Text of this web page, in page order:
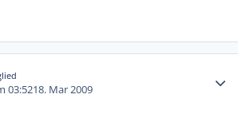
03:5218. Mar 2009